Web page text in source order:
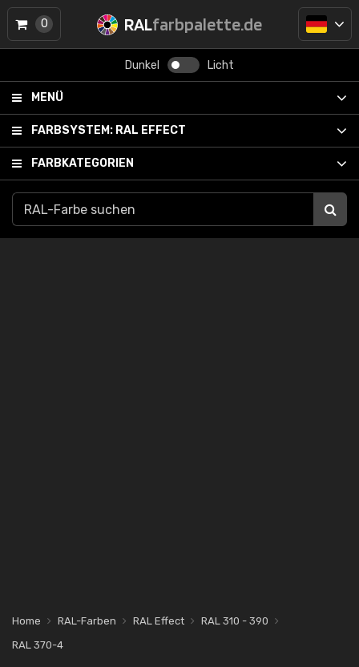
RALfarbpalette.de
Dunkel Licht
MENÜ
FARBSYSTEM: RAL EFFECT
FARBKATEGORIEN
0
Home RAL-Farben RAL Effect
RAL 310 - 390
RAL 370-4